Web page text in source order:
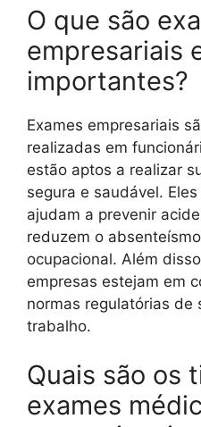
O que são
empresariais
importantes?
Exames empresariais
realizadas em
estão aptos a realizar
segura e saudável.
ajudam a prevenir
reduzem o
ocupacional. Além
empresas estejam em
normas regulatórias de
trabalho.
Quais são os
exames